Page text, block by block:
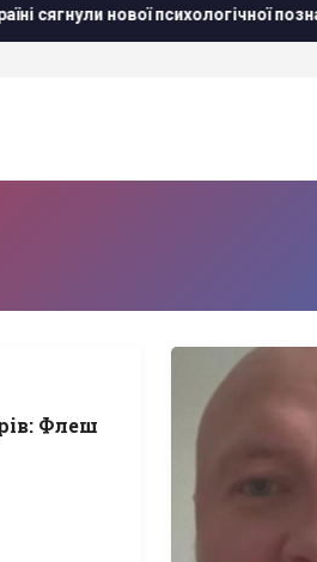
нової психологічної позначки
Флеш